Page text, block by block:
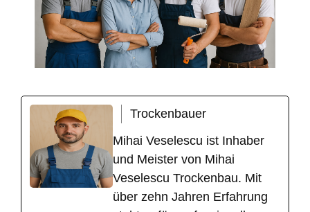
Trockenbauer
Mihai Veselescu ist Inhaber
und Meister von Mihai
Veselescu Trockenbau. Mit
über zehn Jahren Erfahrung